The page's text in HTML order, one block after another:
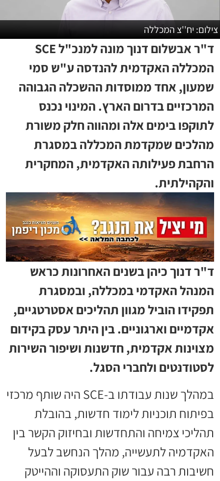
צילום: יח''צ המכללה
ד"ר אבשלום דנוך מונה למנכ"ל SCE
המכללה האקדמית להנדסה ע"ש סמי
שמעון, אחד ממוסדות ההשכלה הגבוהה
המרכזיים בדרום הארץ. המינוי נכנס
לתוקפו בימים אלה ומהווה חלק משורת
מהלכים שמקדמת המכללה במסגרת
הרחבת פעילותה האקדמית, המחקרית
והקהילתית.
ד"ר דנוך כיהן בשנים האחרונות כראש
המנהל האקדמי במכללה, ובמסגרת
תפקידו הוביל מגוון תהליכים אסטרטגיים,
אקדמיים וארגוניים. בין היתר עסק בקידום
מצוינות אקדמית, חדשנות ושיפור השירות
לסטודנטים ולחברי הסגל.
במהלך שנות עבודתו ב-SCE היה שותף מרכזי
בפיתוח תוכניות לימוד חדשות, בהובלת
תהליכי צמיחה והתחדשות ובחיזוק הקשר בין
האקדמיה לתעשייה, מהלך הנחשב לבעל
חשיבות רבה עבור שוק התעסוקה וההייטק